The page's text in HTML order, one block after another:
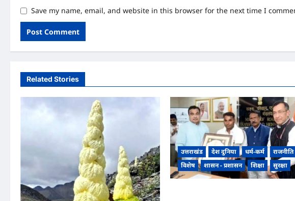
Save my name, email, and website in this browser for the next time I
Related Stories
उत्तराखंड देश दुनिया धर्म-कर्म
राजनीति
विशेष
शासन - प्रशासन शिक्षा सुरक्षा